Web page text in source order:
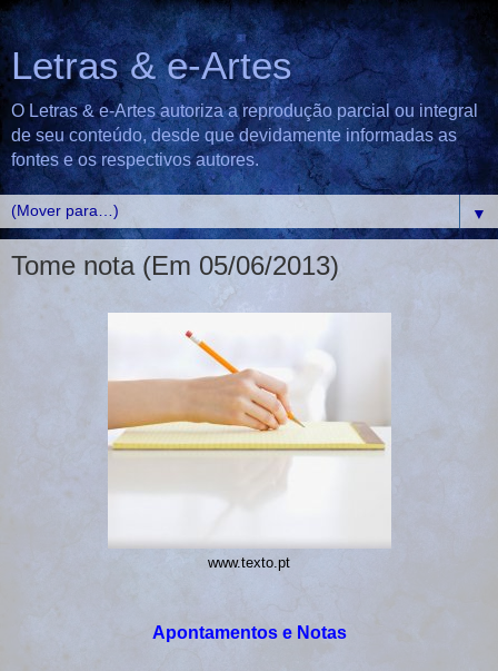
Letras & e-Artes
O Letras & e-Artes autoriza a reprodução parcial ou integral
de seu conteúdo, desde que devidamente informadas as
fontes e os respectivos autores.
▼
Tome nota (Em 05/06/2013)
www.texto.pt
Apontamentos e Notas